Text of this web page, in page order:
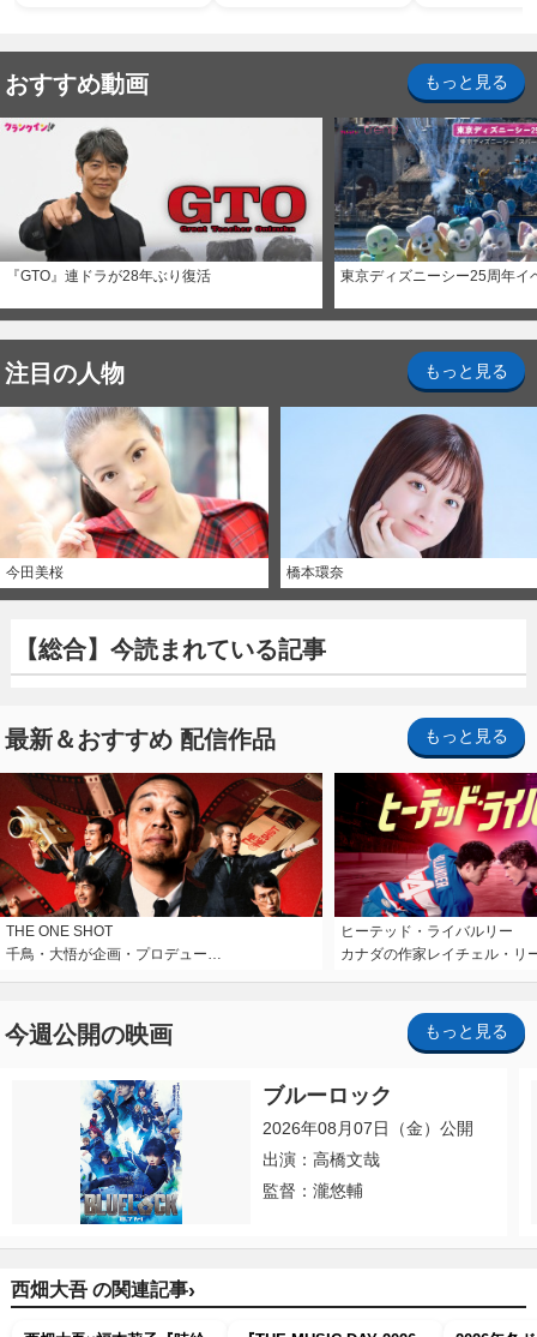
おすすめ動画 もっと見る
『GTO』連ドラが28年ぶり復活 東京ディズニーシー25周年イ
注目の人物 もっと見る
今田美桜 橋本環奈
【総合】今読まれている記事
最新＆おすすめ 配信作品 もっと見る
THE ONE SHOT
千鳥・大悟が企画・プロデュー…
ヒーテッド・ライバルリー
カナダの作家レイチェル・リ
今週公開の映画 もっと見る
ブルーロック
2026年08月07日（金）公開
出演：高橋文哉
監督：瀧悠輔
西畑大吾 の関連記事›